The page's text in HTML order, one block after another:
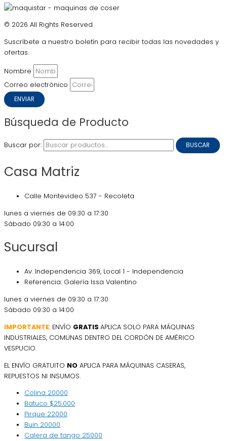
© 2026 All Rights Reserved.
Suscríbete a nuestro boletín para recibir todas las novedades y
ofertas.
Nombre
Correo electrónico
ENVIAR
Búsqueda de Producto
Buscar por: BUSCAR
Casa Matriz
Calle Montevideo 537 - Recoleta
lunes a viernes de 09:30 a 17:30
Sábado 09:30 a 14:00
Sucursal
Av. Independencia 369, Local 1 - Independencia
Referencia: Galería Issa Valentino
lunes a viernes de 09:30 a 17:30
Sábado 09:30 a 14:00
IMPORTANTE: ENVÍO GRATIS APLICA SOLO PARA MÁQUINAS
INDUSTRIALES, COMUNAS DENTRO DEL CORDÓN DE AMÉRICO
VESPUCIO.
EL ENVÍO GRATUITO NO APLICA PARA MÁQUINAS CASERAS,
REPUESTOS NI INSUMOS.
Colina 20000
Batuco $25.000
Pirque 22000
Buin 20000
Calera de tango 25000